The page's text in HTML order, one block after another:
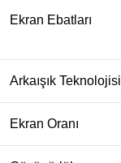
Ekran Ebatları
Arkaışık Teknolojisi
Ekran Oranı